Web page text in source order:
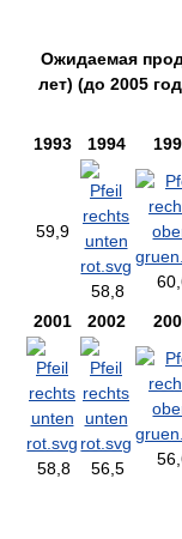
Ожидаемая
лет) (до 2005
1993 1994
59,9
58,8
2001 2002
58,8 56,5